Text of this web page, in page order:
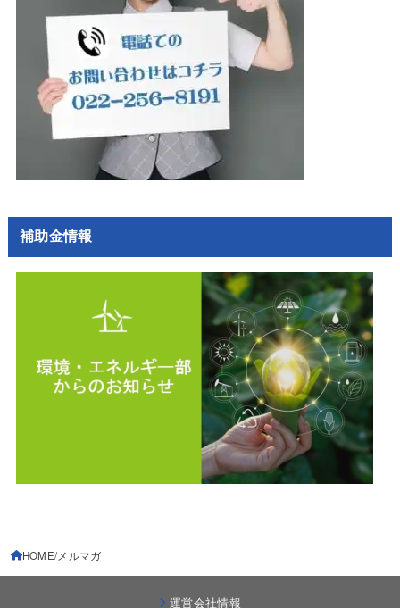
補助金情報
HOME メルマガ
運営会社情報